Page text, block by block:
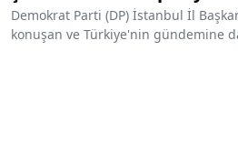
Demokrat Parti (DP) İstanbul İl
konuşan ve Türkiye'nin gündemine